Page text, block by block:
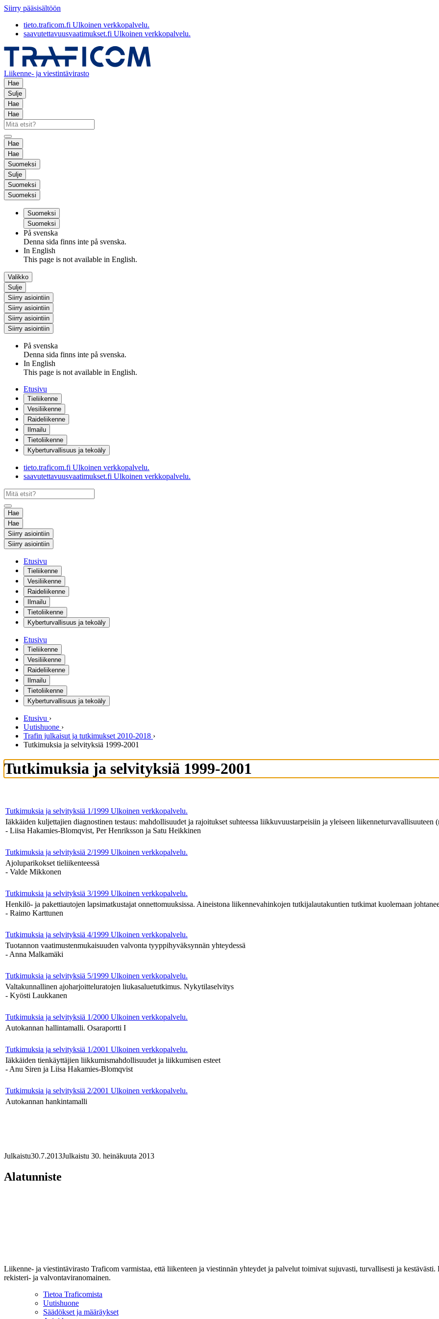
Siirry pääsisältöön
tieto.traficom.fi Ulkoinen verkkopalvelu.
saavutettavuusvaatimukset.fi Ulkoinen verkkopalvelu.
Liikenne- ja viestintävirasto
Hae
Sulje
Hae
Hae
Hae
Hae
Suomeksi
Sulje
Suomeksi
Suomeksi
Suomeksi
Suomeksi
På svenska
Denna sida finns inte på svenska.
In English
This page is not available in English.
Valikko
Sulje
Siirry asiointiin
Siirry asiointiin
Siirry asiointiin
Siirry asiointiin
På svenska
Denna sida finns inte på svenska.
In English
This page is not available in English.
Etusivu
Tieliikenne
Vesiliikenne
Raideliikenne
Ilmailu
Tietoliikenne
Kyberturvallisuus ja tekoäly
tieto.traficom.fi Ulkoinen verkkopalvelu.
saavutettavuusvaatimukset.fi Ulkoinen verkkopalvelu.
Hae
Hae
Siirry asiointiin
Siirry asiointiin
Etusivu
Tieliikenne
Vesiliikenne
Raideliikenne
Ilmailu
Tietoliikenne
Kyberturvallisuus ja tekoäly
Etusivu
Tieliikenne
Vesiliikenne
Raideliikenne
Ilmailu
Tietoliikenne
Kyberturvallisuus ja tekoäly
Etusivu ›
Uutishuone ›
Trafin julkaisut ja tutkimukset 2010-2018 ›
Tutkimuksia ja selvityksiä 1999-2001
Tutkimuksia ja selvityksiä 1999-2001
Tutkimuksia ja selvityksiä 1/1999 Ulkoinen verkkopalvelu.
Iäkkäiden kuljettajien diagnostinen testaus: mahdollisuudet ja rajoitukset suhteessa liikkuvuustarpeisiin ja yleiseen liikenneturvavallisuuteen
- Liisa Hakamies-Blomqvist, Per Henriksson ja Satu Heikkinen
Tutkimuksia ja selvityksiä 2/1999 Ulkoinen verkkopalvelu.
Ajoluparikokset tieliikenteessä
- Valde Mikkonen
Tutkimuksia ja selvityksiä 3/1999 Ulkoinen verkkopalvelu.
Henkilö- ja pakettiautojen lapsimatkustajat onnettomuuksissa. Aineistona liikennevahinkojen tutkijalautakuntien tutkimat kuolemaan
- Raimo Karttunen
Tutkimuksia ja selvityksiä 4/1999 Ulkoinen verkkopalvelu.
Tuotannon vaatimustenmukaisuuden valvonta tyyppihyväksynnän yhteydessä
- Anna Malkamäki
Tutkimuksia ja selvityksiä 5/1999 Ulkoinen verkkopalvelu.
Valtakunnallinen ajoharjoitteluratojen liukasaluetutkimus. Nykytilaselvitys
- Kyösti Laukkanen
Tutkimuksia ja selvityksiä 1/2000 Ulkoinen verkkopalvelu.
Autokannan hallintamalli. Osaraportti I
Tutkimuksia ja selvityksiä 1/2001 Ulkoinen verkkopalvelu.
Iäkkäiden tienkäyttäjien liikkumismahdollisuudet ja liikkumisen esteet
- Anu Siren ja Liisa Hakamies-Blomqvist
Tutkimuksia ja selvityksiä 2/2001 Ulkoinen verkkopalvelu.
Autokannan hankintamalli
Julkaistu30.7.2013Julkaistu 30. heinäkuuta 2013
Alatunniste
Liikenne- ja viestintävirasto Traficom varmistaa, että liikenteen ja viestinnän yhteydet ja palvelut toimivat sujuvasti, turvallisesti ja
rekisteri- ja valvontaviranomainen.
Tietoa Traficomista
Uutishuone
Säädökset ja määräykset